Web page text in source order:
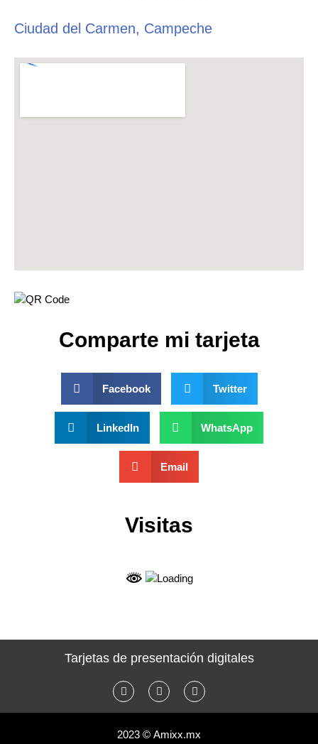
Ciudad del Carmen, Campeche
Comparte mi tarjeta
Facebook Twitter
LinkedIn WhatsApp
Email
Visitas
Tarjetas de presentación digitales
2023 © Amixx.mx